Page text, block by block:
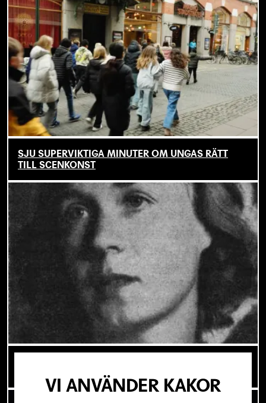
SJU SUPERVIKTIGA MINUTER OM UNGAS RÄTT
TILL SCENKONST
VI ANVÄNDER KAKOR